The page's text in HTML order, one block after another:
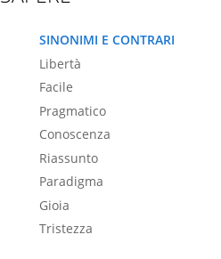
SINONIMI E CONTRARI
Libertà
Facile
Pragmatico
Conoscenza
Riassunto
Paradigma
Gioia
Tristezza